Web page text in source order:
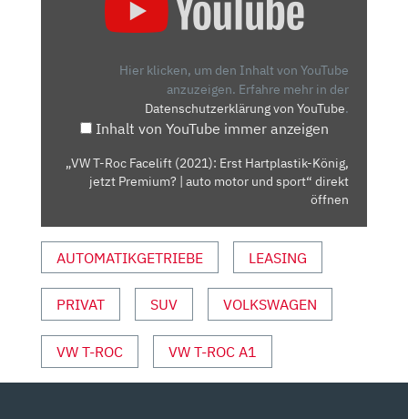
KÖNIG,
JETZT
PREMIUM?
MOTOR
UND
SPORT“
VON
ANZEIGEN
Hier klicken, um den Inhalt von YouTube
anzuzeigen. Erfahre mehr in der
Datenschutzerklärung von YouTube.
Inhalt von YouTube immer anzeigen
„VW T-Roc Facelift (2021): Erst Hartplastik-König,
jetzt Premium? | auto motor und sport“ direkt
öffnen
AUTOMATIKGETRIEBE LEASING
PRIVAT SUV VOLKSWAGEN
VW T-ROC VW T-ROC A1